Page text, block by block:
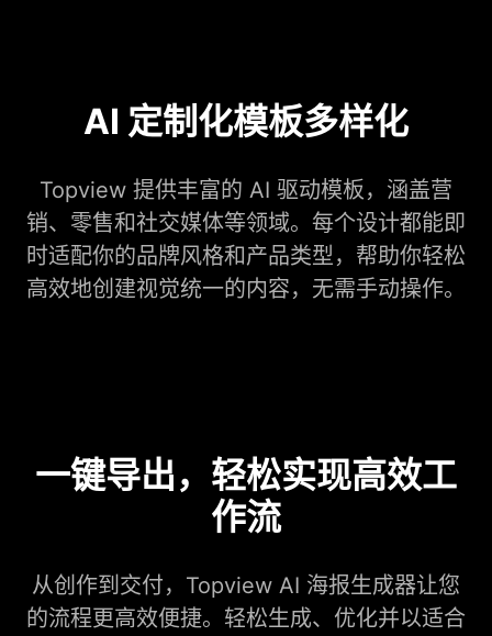
AI 定制化模板多样化
Topview 提供丰富的 AI 驱动模板，涵盖营
销、零售和社交媒体等领域。每个设计都能即
时适配你的品牌风格和产品类型，帮助你轻松
高效地创建视觉统一的内容，无需手动操作。
一键导出，轻松实现高效工
作流
从创作到交付，Topview AI 海报生成器让您
的流程更高效便捷。轻松生成、优化并以适合